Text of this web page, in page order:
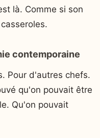
là. Comme si son
contemporaine
Pour d'autres chefs.
qu'on pouvait être
Qu'on pouvait